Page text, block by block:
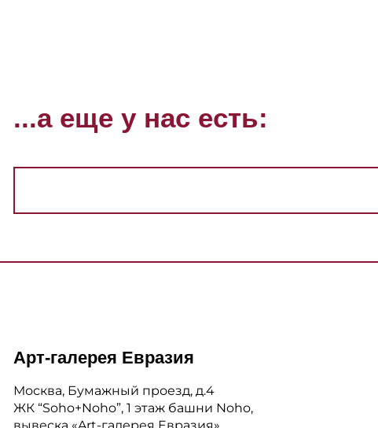
...а еще у нас есть:
Арт-галерея Евразия
Москва, Бумажный проезд, д.4
ЖК “Soho+Noho”, 1 этаж башни Noho,